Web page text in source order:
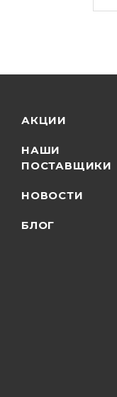
АКЦИИ
НАШИ
ПОСТАВЩИКИ
НОВОСТИ
БЛОГ